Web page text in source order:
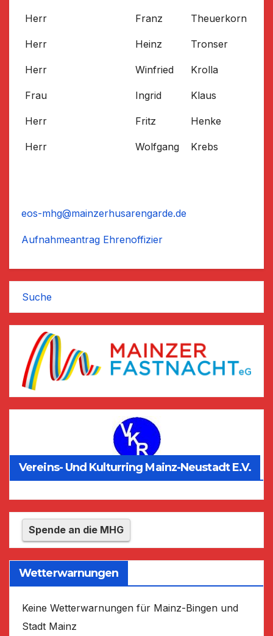
Herr Franz Theuerkorn
Herr Heinz Tronser
Herr Winfried Krolla
Frau Ingrid Klaus
Herr Fritz Henke
Herr Wolfgang Krebs
eos-mhg@mainzerhusarengarde.de
Aufnahmeantrag Ehrenoffizier
Suche
Vereins- Und Kulturring Mainz-Neustadt E.V.
Spende an die MHG
Wetterwarnungen
Keine Wetterwarnungen für Mainz-Bingen und
Stadt Mainz